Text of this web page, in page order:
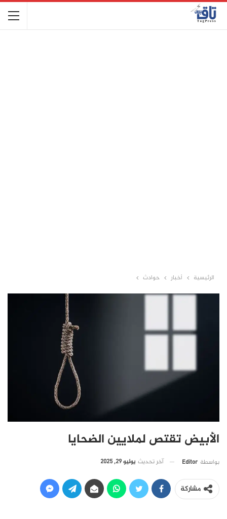
الرئيسية أخبار حوادث
الأبيض تقتص لملايين الضحايا
بواسطة Editor آخر تحديث يوليو 29, 2025
مشاركة